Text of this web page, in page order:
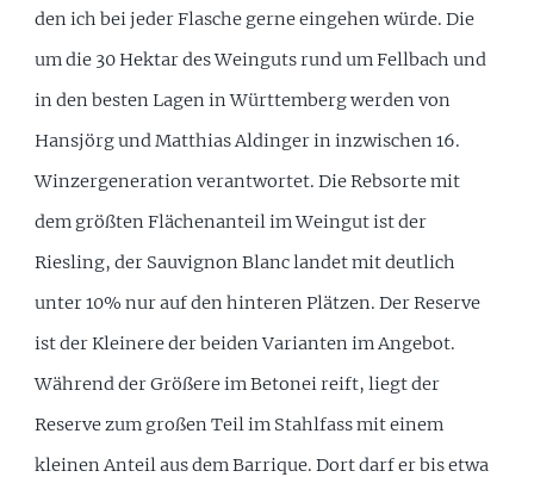
den ich bei jeder Flasche gerne eingehen würde. Die
um die 30 Hektar des Weinguts rund um Fellbach und
in den besten Lagen in Württemberg werden von
Hansjörg und Matthias Aldinger in inzwischen 16.
Winzergeneration verantwortet. Die Rebsorte mit
dem größten Flächenanteil im Weingut ist der
Riesling, der Sauvignon Blanc landet mit deutlich
unter 10% nur auf den hinteren Plätzen. Der Reserve
ist der Kleinere der beiden Varianten im Angebot.
Während der Größere im Betonei reift, liegt der
Reserve zum großen Teil im Stahlfass mit einem
kleinen Anteil aus dem Barrique. Dort darf er bis etwa